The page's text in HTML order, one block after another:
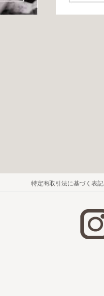
特定商取引法に基づく表記